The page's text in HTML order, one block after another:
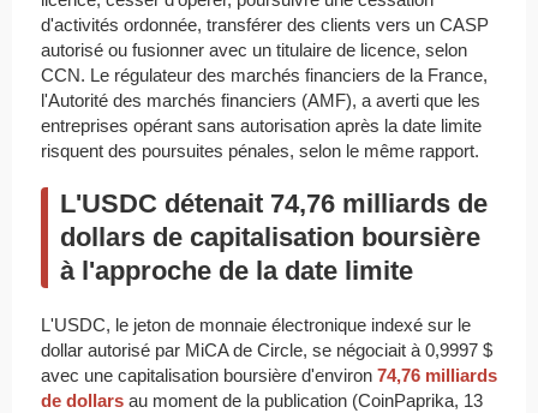
d'activités ordonnée, transférer des clients vers un CASP
autorisé ou fusionner avec un titulaire de licence, selon
CCN. Le régulateur des marchés financiers de la France,
l'Autorité des marchés financiers (AMF), a averti que les
entreprises opérant sans autorisation après la date limite
risquent des poursuites pénales, selon le même rapport.
L'USDC détenait 74,76 milliards de
dollars de capitalisation boursière
à l'approche de la date limite
L'USDC, le jeton de monnaie électronique indexé sur le
dollar autorisé par MiCA de Circle, se négociait à 0,9997 $
avec une capitalisation boursière d'environ 74,76 milliards
de dollars au moment de la publication (CoinPaprika, 13